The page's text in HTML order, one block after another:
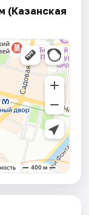
(Казанская